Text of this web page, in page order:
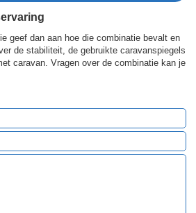
geef dan aan hoe die combinatie bevalt en
de stabiliteit, de gebruikte caravanspiegels
caravan. Vragen over de combinatie kan je